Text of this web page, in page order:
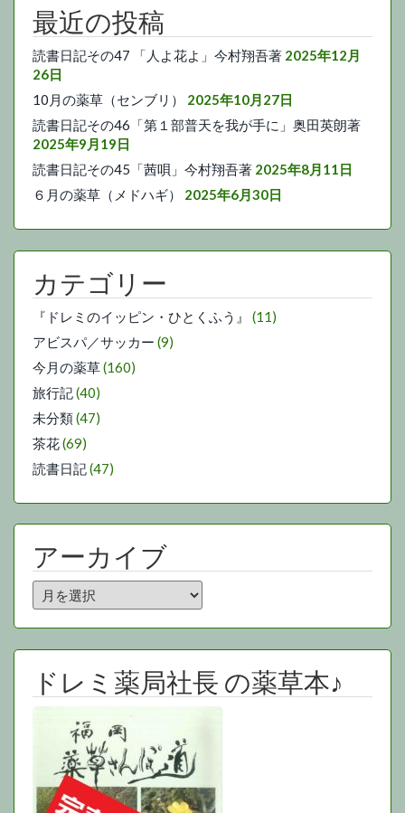
最近の投稿
読書日記その47 「人よ花よ」今村翔吾著 2025年12月
26日
10月の薬草（センブリ）
2025年10月27日
読書日記その46「第１部普天を我が手に」奥田英朗著
2025年9月19日
読書日記その45「茜唄」今村翔吾著 2025年8月11日
６月の薬草（メドハギ）
2025年6月30日
カテゴリー
『ドレミのイッピン・ひとくふう』
(11)
アビスパ／サッカー (9)
今月の薬草(160)
旅行記 (40)
未分類(47)
茶花(69)
読書日記 (47)
アーカイブ
ア
ー
カ
イ
ドレミ薬局社長 の薬草本♪